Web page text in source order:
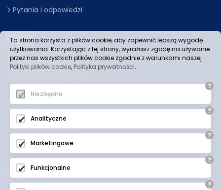
Pytania i odpowiedzi
Oferta
Strony internetowe
Sklepy internetowe
Hosting
Reklama Facebook
Domeny
Zobacz również:
Ta strona korzysta z plików cookie, aby zapewnić lepszą wygodę
użytkowania. Korzystając z tej strony, wyrażasz zgodę na używanie
przez nas wszystkich plików cookie zgodnie z warunkami naszej
Polityki plików cookie, Polityka prywatności.
?
Niezbędne
?
Analityczne
?
Marketingowe
?
Funkcjonalne
?